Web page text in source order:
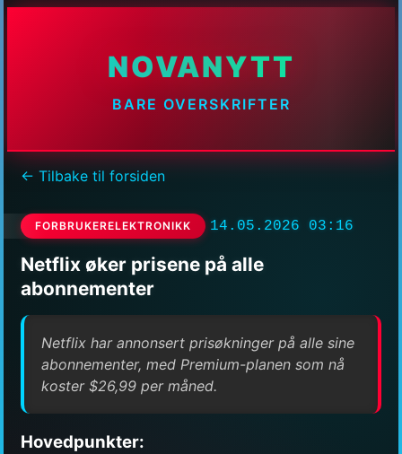
NOVANYTT
BARE OVERSKRIFTER
← Tilbake til forsiden
FORBRUKERELEKTRONIKK 14.05.2026 03:16
Netflix øker prisene på alle
abonnementer
Netflix har annonsert prisøkninger på alle sine
abonnementer, med Premium-planen som nå
koster $26,99 per måned.
Hovedpunkter: